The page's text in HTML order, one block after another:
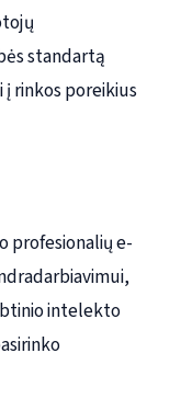
standartą
rinkos poreikius
profesionalių e-
intelekto